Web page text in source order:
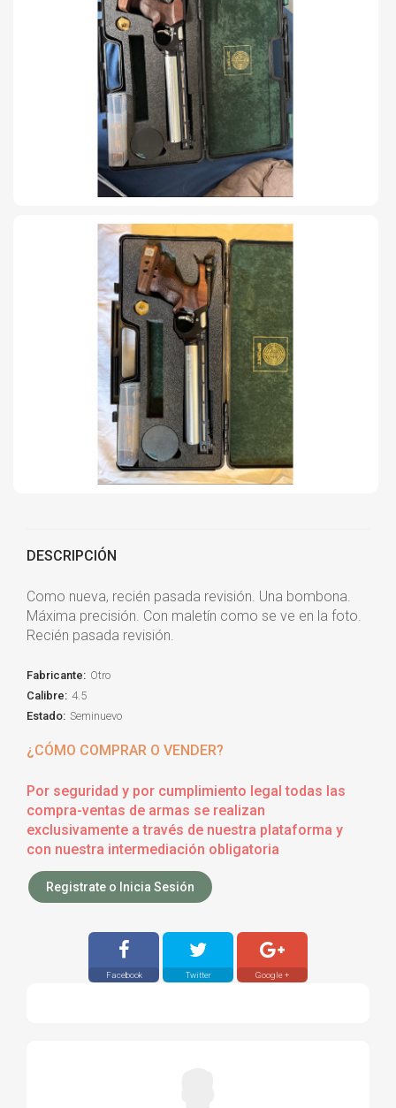
DESCRIPCIÓN
Como nueva, recién pasada revisión. Una bombona.
Máxima precisión. Con maletín como se ve en la foto.
Recién pasada revisión.
Fabricante: Otro
Calibre: 4.5
Estado: Seminuevo
¿CÓMO COMPRAR O VENDER?
Por seguridad y por cumplimiento legal todas las
compra-ventas de armas se realizan
exclusivamente a través de nuestra plataforma y
con nuestra intermediación obligatoria
Registrate o Inicia Sesión
Facebook Twitter Google +